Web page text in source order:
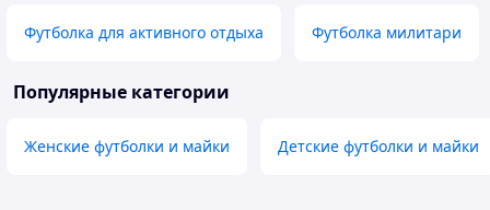
Футболка для активного отдыха Футболка милитари
Популярные категории
Женские футболки и майки Детские футболки и майки